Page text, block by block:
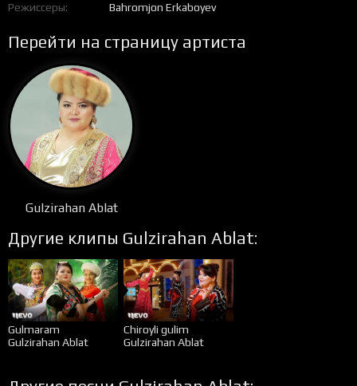
Режиссеры
Bahromjon Erkaboyev
Перейти на страницу артиста
Gulzirahan Ablat
Другие клипы Gulzirahan Ablat:
Gulmaram
Gulzirahan Ablat
Chiroyli gulim
Gulzirahan Ablat